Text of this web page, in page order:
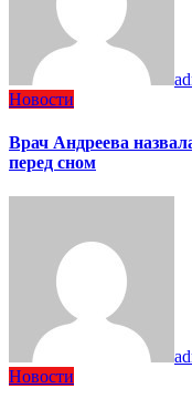
Новости
Врач Андреева
перед сном
Новости